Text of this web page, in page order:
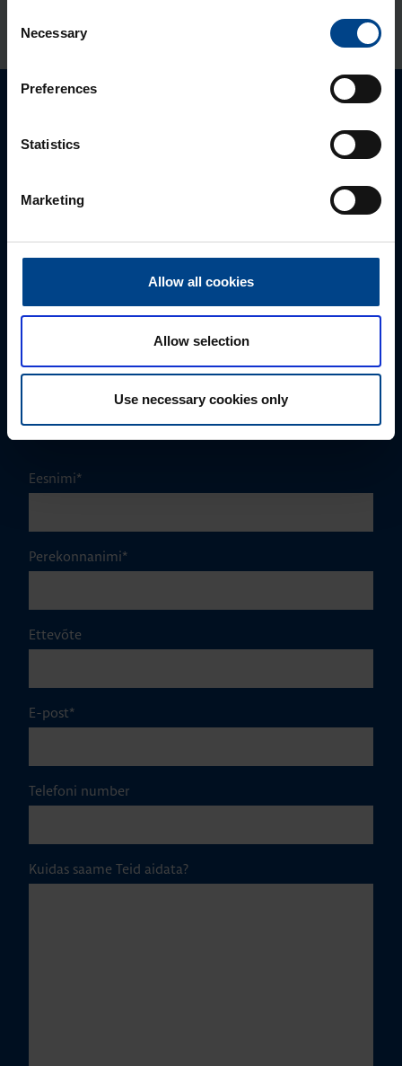
Selection
Necessary
Preferences
Statistics
Marketing
Allow all cookies
Allow selection
Use necessary cookies only
Mark Milvek
+372 56560000
mark.milvek@utugroup.com
Eesnimi*
Perekonnanimi*
Ettevõte
E-post*
Telefoni number
Kuidas saame Teid aidata?